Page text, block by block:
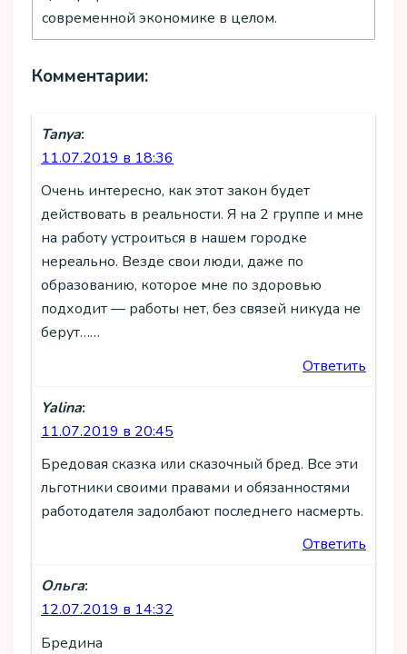
современной экономике в целом.
Комментарии:
Tanya:
11.07.2019 в 18:36
Очень интересно, как этот закон будет
действовать в реальности. Я на 2 группе и мне
на работу устроиться в нашем городке
нереально. Везде свои люди, даже по
образованию, которое мне по здоровью
подходит — работы нет, без связей никуда не
берут……
Ответить
Yalina:
11.07.2019 в 20:45
Бредовая сказка или сказочный бред. Все эти
льготники своими правами и обязанностями
работодателя задолбают последнего насмерть.
Ответить
Ольга:
12.07.2019 в 14:32
Бредина